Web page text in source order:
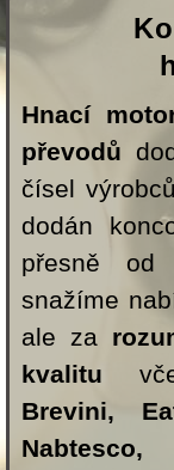
Koncový převod s
Hnací
převodů
čísel
dodán
přesně od
snažíme
ale za
kvalitu
Brevini,